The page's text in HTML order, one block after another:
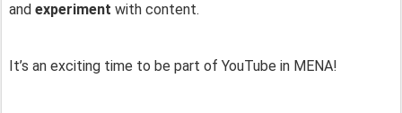
and experiment with content.
It’s an exciting time to be part of YouTube in MENA!